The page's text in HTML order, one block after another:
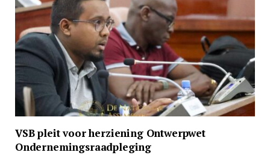
VSB pleit voor herziening Ontwerpwet
Ondernemingsraadpleging